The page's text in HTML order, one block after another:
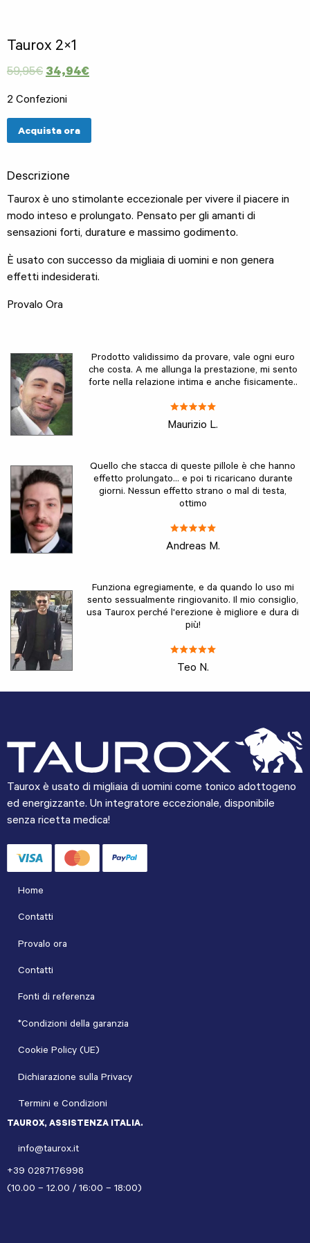
Taurox 2×1
59,95€ Il
originale
era:
59,95€.
34,94€Il
è:
2 Confezioni
Acquista ora
Descrizione
Taurox è uno stimolante eccezionale per vivere il piacere in
modo inteso e prolungato. Pensato per gli amanti di
sensazioni forti, durature e massimo godimento.
È usato con successo da migliaia di uomini e non genera
effetti indesiderati.
Provalo Ora
Prodotto validissimo da provare, vale ogni euro
che costa. A me allunga la prestazione, mi sento
forte nella relazione intima e anche fisicamente..
Maurizio L.
Quello che stacca di queste pillole è che hanno
effetto prolungato... e poi ti ricaricano durante
giorni. Nessun effetto strano o mal di testa,
ottimo
Andreas M.
Funziona egregiamente, e da quando lo uso mi
sento sessualmente ringiovanito. Il mio consiglio,
usa Taurox perché l'erezione è migliore e dura di
più!
Teo N.
Taurox è usato di migliaia di uomini come tonico adottogeno
ed energizzante. Un integratore eccezionale, disponibile
senza ricetta medica!
Home
Contatti
Provalo ora
Contatti
Fonti di referenza
*Condizioni della garanzia
Cookie Policy (UE)
Dichiarazione sulla Privacy
Termini e Condizioni
TAUROX, ASSISTENZA ITALIA.
info@taurox.it
+39 0287176998
(10.00 – 12.00 / 16:00 – 18:00)